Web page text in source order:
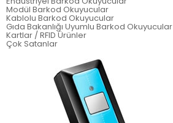
Modül Barkod Okuyucular
Kablolu Barkod Okuyucular
Gıda Bakanlığı Uyumlu Barkod Okuyucular
Kartlar / RFID Ürünler
Çok Satanlar